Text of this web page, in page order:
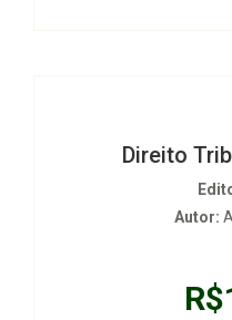
Direito
Autor: